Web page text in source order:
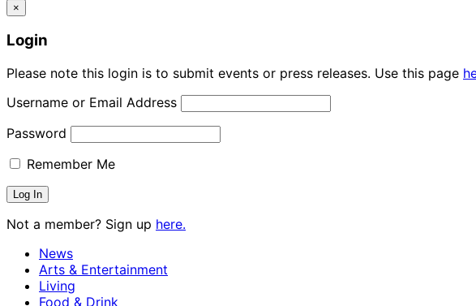
×
Login
Please note this login is to submit events or press releases. Use this page
Username or Email Address
Password
Remember Me
Not a member? Sign up here.
News
Arts & Entertainment
Living
Food & Drink